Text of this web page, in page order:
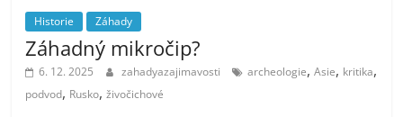
Historie Záhady
Záhadný mikročip?
6. 12. 2025 zahadyazajimavosti archeologie,Asie, kritika,
podvod, Rusko,živočichové